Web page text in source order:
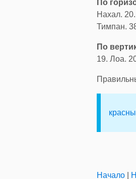
По
Нахал.
Тимпан.
По
19. Лоа.
Начало